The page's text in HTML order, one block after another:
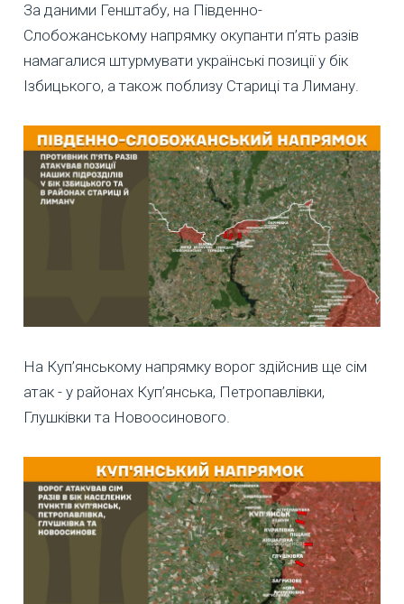
За даними Генштабу, на Південно-
Слобожанському напрямку окупанти п’ять разів
намагалися штурмувати українські позиції у бік
Ізбицького, а також поблизу Стариці та Лиману.
На Куп’янському напрямку ворог здійснив ще сім
атак - у районах Куп’янська, Петропавлівки,
Глушківки та Новоосинового.